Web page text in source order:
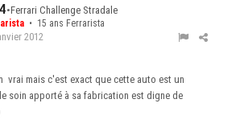
•Ferrari Challenge Stradale
• 15 ans Ferrarista
2012
vrai mais c'est exact que cette auto est un
soin apporté à sa fabrication est digne de